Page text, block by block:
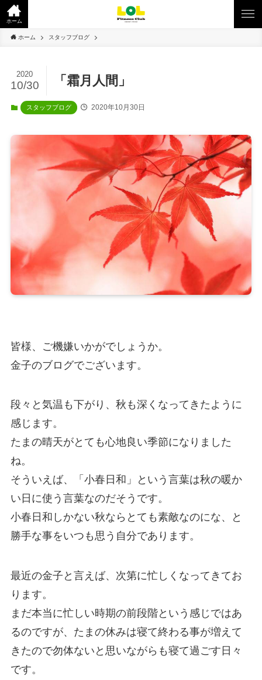
ホーム
ホーム スタッフブログ
「霜月人間」
2020
10/30
スタッフブログ 2020年10月30日
皆様、ご機嫌いかがでしょうか。
金子のブログでございます。
段々と気温も下がり、秋も深くなってきたように
感じます。
たまの晴天がとても心地良い季節になりました
ね。
そういえば、「小春日和」という言葉は秋の暖か
い日に使う言葉なのだそうです。
小春日和しかない秋ならとても素敵なのにな、と
勝手な事をいつも思う自分であります。
最近の金子と言えば、次第に忙しくなってきてお
ります。
まだ本当に忙しい時期の前段階という感じではあ
るのですが、たまの休みは寝て終わる事が増えて
きたので勿体ないと思いながらも寝て過ごす日々
です。